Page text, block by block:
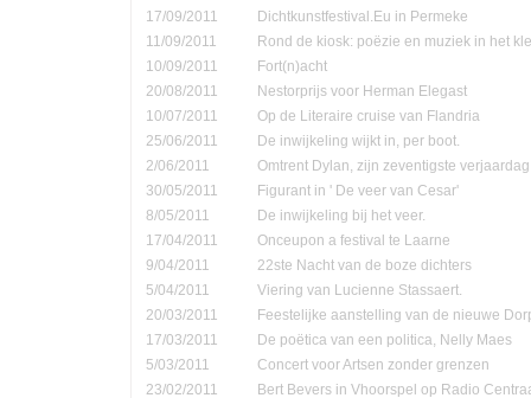
17/09/2011
Dichtkunstfestival.Eu in Permeke
11/09/2011
Rond de kiosk: poëzie en muziek in het
10/09/2011
Fort(n)acht
20/08/2011
Nestorprijs voor Herman Elegast
10/07/2011
Op de Literaire cruise van Flandria
25/06/2011
De inwijkeling wijkt in, per boot.
2/06/2011
Omtrent Dylan, zijn zeventigste verjaardag
30/05/2011
Figurant in ' De veer van Cesar'
8/05/2011
De inwijkeling bij het veer.
17/04/2011
Onceupon a festival te Laarne
9/04/2011
22ste Nacht van de boze dichters
5/04/2011
Viering van Lucienne Stassaert.
20/03/2011
Feestelijke aanstelling van de nieuwe
17/03/2011
De poëtica van een politica, Nelly Maes
5/03/2011
Concert voor Artsen zonder grenzen
23/02/2011
Bert Bevers in Vhoorspel op Radio